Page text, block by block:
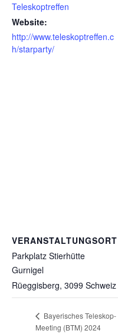
Teleskoptreffen
Website:
http://www.teleskoptreffen.c
h/starparty/
VERANSTALTUNGSORT
Parkplatz Stierhütte
Gurnigel
Rüeggisberg, 3099 Schweiz
Bayerisches Teleskop-
Meeting (BTM) 2024